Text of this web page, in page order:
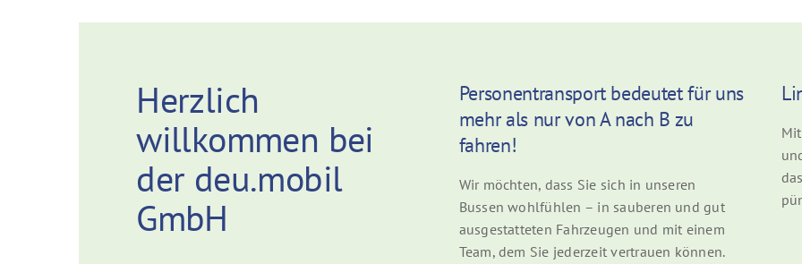
Herzlich
willkommen bei
der deu.mobil
GmbH
Personentransport bedeutet für uns
mehr als nur von A nach B zu
fahren!
Wir möchten, dass Sie sich in unseren
Bussen wohlfühlen – in sauberen und gut
ausgestatteten Fahrzeugen und mit einem
Team, dem Sie jederzeit vertrauen können.